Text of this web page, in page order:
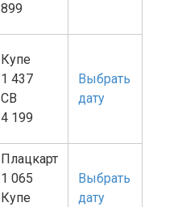
899
Купе
1 437
СВ
4 199
Выбрать
дату
Плацкарт
1 065
Купе
Выбрать
дату